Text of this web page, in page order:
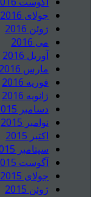
جولای 2016
ژوئن 2016
می 2016
آوریل 2016
مارس 2016
فوریه 2016
ژانویه 2016
دسامبر 2015
نوامبر 2015
اکتبر 2015
سپتامبر 2015
آگوست 2015
جولای 2015
ژوئن 2015